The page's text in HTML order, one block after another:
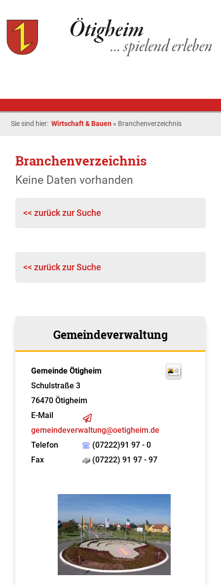
Sie sind hier:Wirtschaft & Bauen » Branchenverzeichnis
Branchenverzeichnis
Keine Daten vorhanden
<< zurück zur Suche
<< zurück zur Suche
Gemeindeverwaltung
Gemeinde Ötigheim
Schulstraße 3
76470 Ötigheim
E-Mail
gemeindeverwaltung@oetigheim.de
Telefon
(07222)91 97 - 0
Fax
(07222) 91 97 - 97